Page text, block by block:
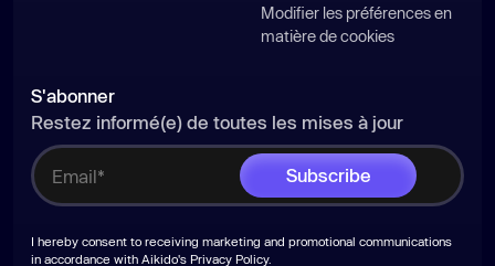
Modifier les préférences en
matière de cookies
S'abonner
Restez informé(e) de toutes les mises à jour
I hereby consent to receiving marketing and promotional communications
in accordance with Aikido's Privacy Policy.